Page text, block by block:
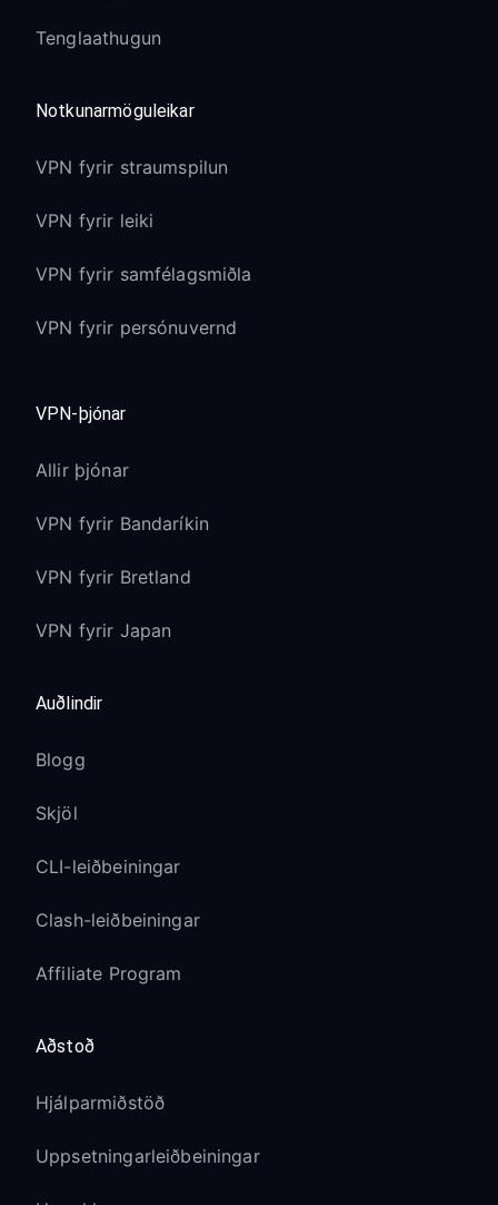
Tenglaathugun
Notkunarmöguleikar
VPN fyrir straumspilun
VPN fyrir leiki
VPN fyrir samfélagsmiðla
VPN fyrir persónuvernd
VPN-þjónar
Allir þjónar
VPN fyrir Bandaríkin
VPN fyrir Bretland
VPN fyrir Japan
Auðlindir
Blogg
Skjöl
CLI-leiðbeiningar
Clash-leiðbeiningar
Affiliate Program
Aðstoð
Hjálparmiðstöð
Uppsetningarleiðbeiningar